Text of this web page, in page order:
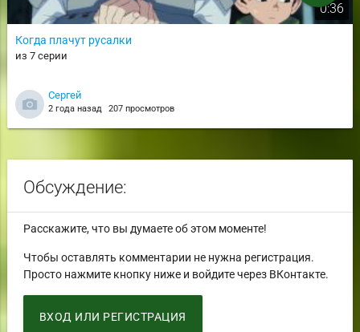
0:36
Когда плачут русалки
из 7 серии
Сергей
2 года назад 207 просмотров
Обсуждение:
Расскажите, что вы думаете об этом моменте!
Чтобы оставлять комментарии не нужна регистрация.
Просто нажмите кнопку ниже и войдите через ВКонтакте.
ВХОД ИЛИ РЕГИСТРАЦИЯ